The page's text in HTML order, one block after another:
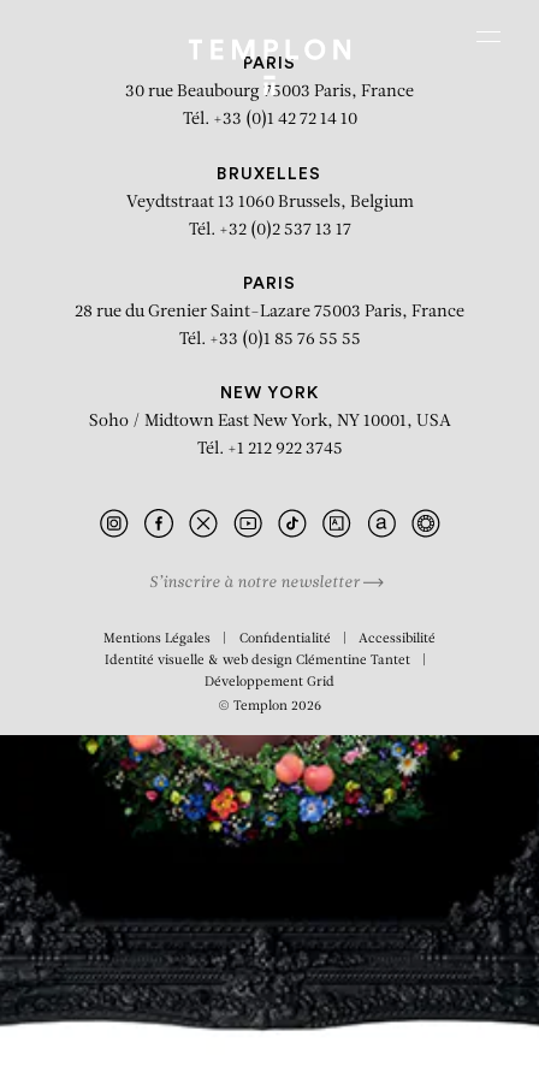
Le fruit du pêcher (Adèle Farine)
PARIS
30 rue Beaubourg 75003 Paris, France
Tél. +33 (0)1 42 72 14 10
BRUXELLES
Veydtstraat 13 1060 Brussels, Belgium
Tél. +32 (0)2 537 13 17
PARIS
28 rue du Grenier Saint-Lazare 75003 Paris, France
Tél. +33 (0)1 85 76 55 55
NEW YORK
Soho / Midtown East New York, NY 10001, USA
Tél. +1 212 922 3745
S’inscrire à notre newsletter
Mentions Légales Confidentialité
Accessibilité
Identité visuelle & web design Clémentine Tantet
Développement Grid
© Templon 2026